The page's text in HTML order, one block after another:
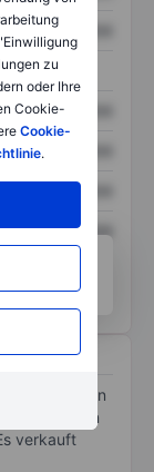
zu
oder Ihre
Cookie-
Cookie-
.
XXXXXXX
XXXXXXX
XXXXXXX
XXXXXXX
Positionen in
verkauft